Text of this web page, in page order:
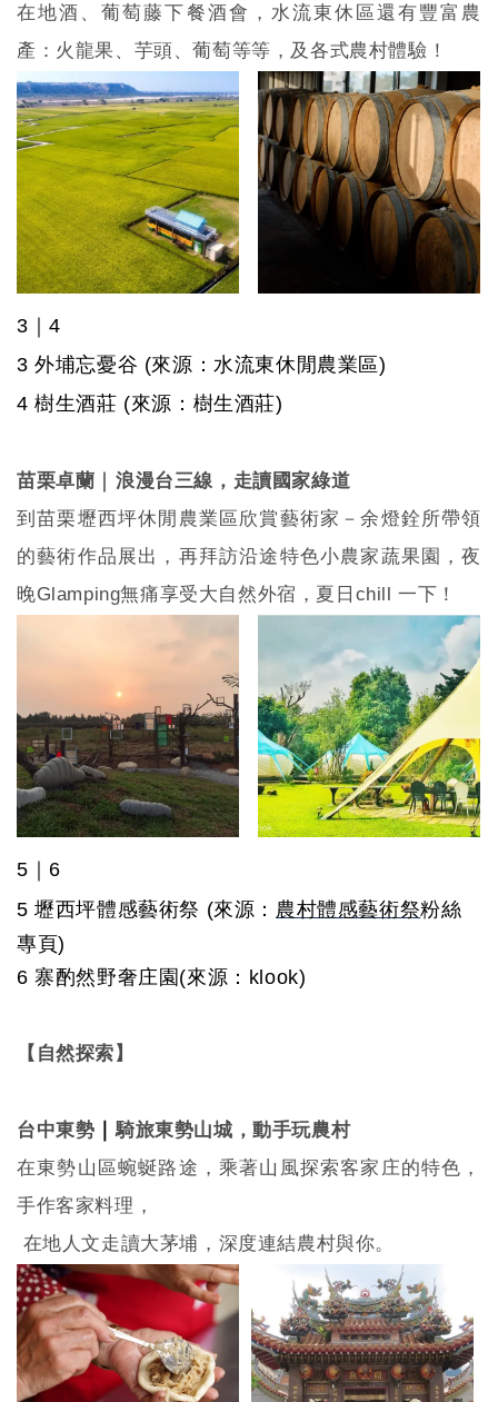
在地酒、葡萄藤下餐酒會，水流東休區還有豐富農
產：火龍果、芋頭、葡萄等等，及各式農村體驗！
3 ｜4
3外埔忘憂谷 (來源：水流東休閒農業區)
4樹生酒莊 (來源：樹生酒莊)
苗栗卓蘭 ｜浪漫台三線，走讀國家綠道
到苗栗壢西坪休閒農業區欣賞藝術家－余燈銓所帶領
的藝術作品展出，再拜訪沿途特色小農家蔬果園，夜
晚Glamping無痛享受大自然外宿，夏日 chill一下！
5 ｜ 6
5壢西坪體感藝術祭 (來源： 農村體感藝術祭粉絲
專頁)
6寨酌然野奢庄園(來源： klook)
【自然探索】
台中東勢 ｜騎旅東勢山城，動手玩農村
在東勢山區蜿蜒路途，乘著山風探索客家庄的特色，
手作客家料理，
在地人文走讀大茅埔，深度連結農村與你。